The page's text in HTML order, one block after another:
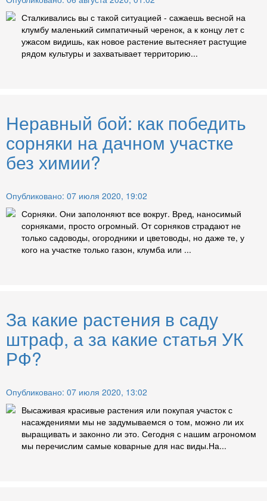
Сталкивались вы с такой ситуацией - сажаешь весной на
клумбу маленький симпатичный черенок, а к концу лет с
ужасом видишь, как новое растение вытесняет растущие
рядом культуры и захватывает территорию...
Неравный бой: как победить
сорняки на дачном участке
без химии?
Опубликовано: 07 июля 2020, 19:02
Сорняки. Они заполоняют все вокруг. Вред, наносимый
сорняками, просто огромный. От сорняков страдают не
только садоводы, огородники и цветоводы, но даже те, у
кого на участке только газон, клумба или ...
За какие растения в саду
штраф, а за какие статья УК
РФ?
Опубликовано: 07 июля 2020, 13:02
Высаживая красивые растения или покупая участок с
насаждениями мы не задумываемся о том, можно ли их
выращивать и законно ли это. Сегодня с нашим агрономом
мы перечислим самые коварные для нас виды.На...